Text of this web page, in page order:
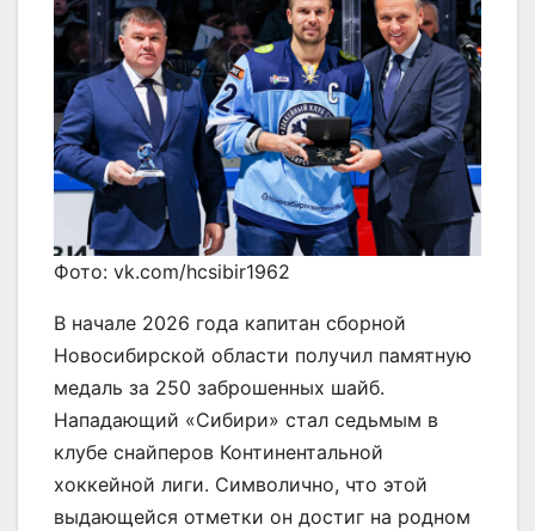
Фото: vk.com/hcsibir1962
В начале 2026 года капитан сборной
Новосибирской области получил памятную
медаль за 250 заброшенных шайб.
Нападающий «Сибири» стал седьмым в
клубе снайперов Континентальной
хоккейной лиги. Символично, что этой
выдающейся отметки он достиг на родном